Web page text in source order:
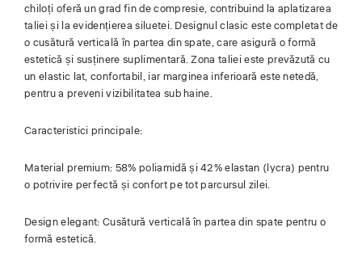
chiloți oferă un grad fin de compresie, contribuind la aplatizarea
taliei și la evidențierea siluetei. Designul clasic este completat de
o cusătură verticală în partea din spate, care asigură o formă
estetică și susținere suplimentară. Zona taliei este prevăzută cu
un elastic lat, confortabil, iar marginea inferioară este netedă,
pentru a preveni vizibilitatea sub haine.
Caracteristici principale:
Material premium: 58% poliamidă și 42% elastan (lycra) pentru
o potrivire perfectă și confort pe tot parcursul zilei.
Design elegant: Cusătură verticală în partea din spate pentru o
formă estetică.